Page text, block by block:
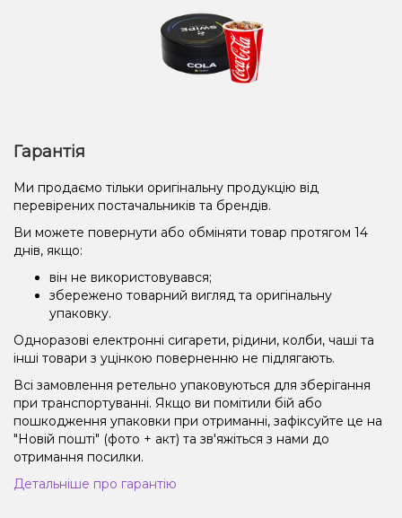
Гарантія
Ми продаємо тільки оригінальну продукцію від
перевірених постачальників та брендів.
Ви можете повернути або обміняти товар протягом 14
днів, якщо:
він не використовувався;
збережено товарний вигляд та оригінальну
упаковку.
Одноразові електронні сигарети, рідини, колби, чаші та
інші товари з уцінкою поверненню не підлягають.
Всі замовлення ретельно упаковуються для зберігання
при транспортуванні. Якщо ви помітили бій або
пошкодження упаковки при отриманні, зафіксуйте це на
"Новій пошті" (фото + акт) та зв'яжіться з нами до
отримання посилки.
Детальніше про гарантію